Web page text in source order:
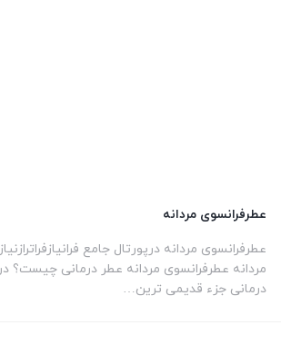
عطرفرانسوی مردانه
عطرفرانسوی مردانه درپورتال جامع
مردانه عطرفرانسوی مردانه عطر درمانی چیست؟
درمانی جزء قدیمی ترین…